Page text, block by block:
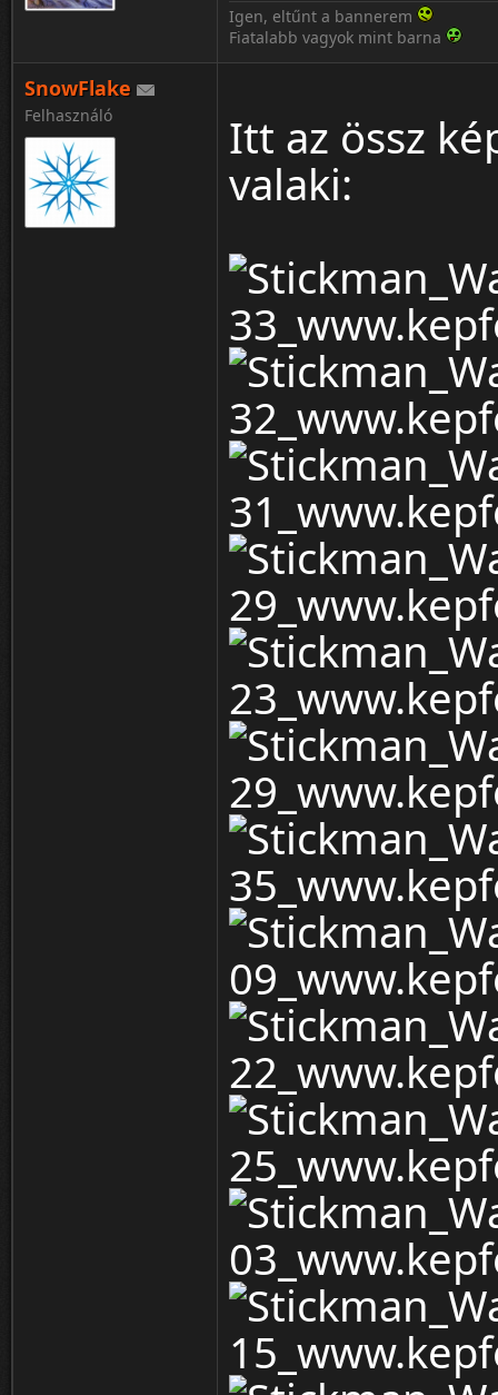
Igen, eltűnt a bannerem
Fiatalabb vagyok mint barna
SnowFlake
Felhasználó
Itt az össz
valaki: